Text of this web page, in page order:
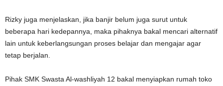
Rizky juga menjelaskan, jika banjir belum juga surut untuk
beberapa hari kedepannya, maka pihaknya bakal mencari alternatif
lain untuk keberlangsungan proses belajar dan mengajar agar
tetap berjalan.
Pihak SMK Swasta Al-washliyah 12 bakal menyiapkan rumah toko